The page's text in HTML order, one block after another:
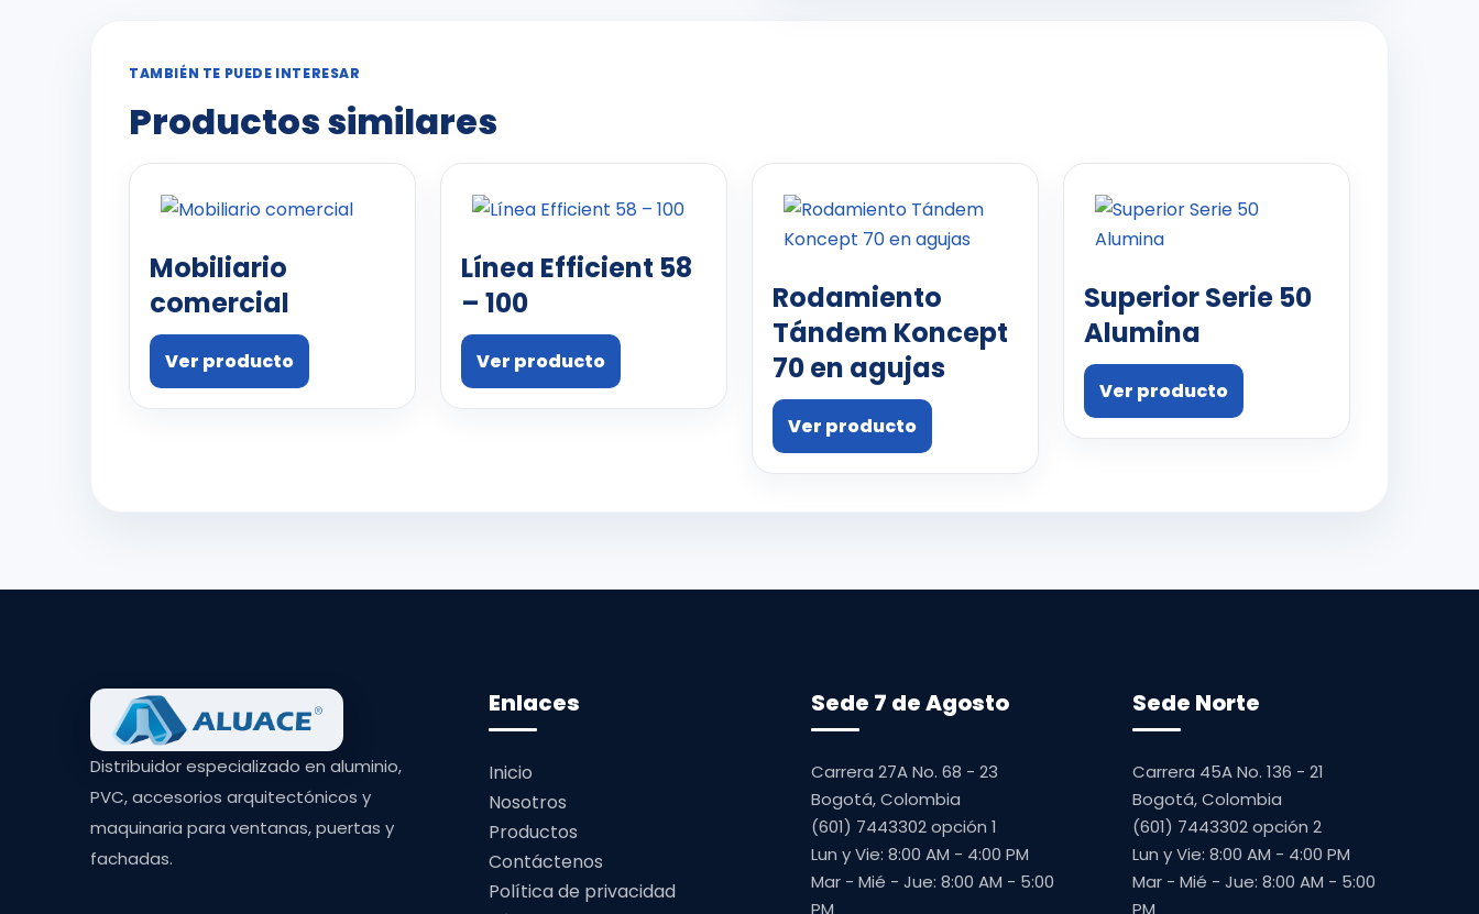
TAMBIÉN TE PUEDE INTERESAR
Productos similares
Mobiliario
comercial
Ver producto
Línea Efficient 58
– 100
Ver producto
Rodamiento
Tándem Koncept
70 en agujas
Ver producto
Superior Serie 50
Alumina
Ver producto
Distribuidor especializado en aluminio,
PVC, accesorios arquitectónicos y
maquinaria para ventanas, puertas y
fachadas.
Enlaces
Inicio
Nosotros
Productos
Contáctenos
Política de privacidad
Sede 7 de Agosto
Carrera 27A No. 68 - 23
Bogotá, Colombia
(601) 7443302 opción 1
Lun y Vie: 8:00 AM - 4:00 PM
Mar - Mié - Jue: 8:00 AM - 5:00
PM
Sede Norte
Carrera 45A No. 136 - 21
Bogotá, Colombia
(601) 7443302 opción 2
Lun y Vie: 8:00 AM - 4:00 PM
Mar - Mié - Jue: 8:00 AM - 5:00
PM